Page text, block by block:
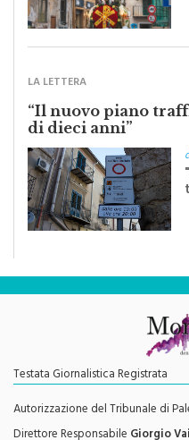
“Il nuovo piano
di dieci anni”
Testata Giornalistica Registrata
Autorizzazione del Tribunale di
Direttore ResponsabileGiorgio
Contatti e info